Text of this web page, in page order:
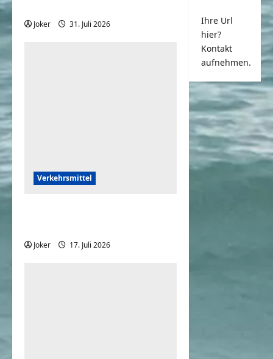
Joker 31. Juli 2026
Verkehrsmittel
Joker 17. Juli 2026
Ihre Url
hier?
Kontakt
aufnehmen.